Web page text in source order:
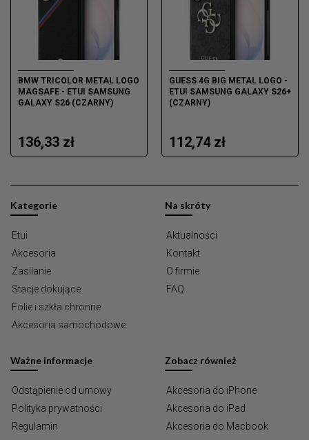
BMW TRICOLOR METAL LOGO
MAGSAFE - ETUI SAMSUNG
GALAXY S26 (CZARNY)
136,33 zł
GUESS 4G BIG METAL LOGO -
ETUI SAMSUNG GALAXY S26+
(CZARNY)
112,74 zł
Kategorie
Etui
Akcesoria
Zasilanie
Stacje dokujące
Folie i szkła chronne
Akcesoria samochodowe
Na skróty
Aktualności
Kontakt
O firmie
FAQ
Ważne informacje
Odstąpienie od umowy
Polityka prywatności
Regulamin
Zobacz również
Akcesoria do iPhone
Akcesoria do iPad
Akcesoria do Macbook